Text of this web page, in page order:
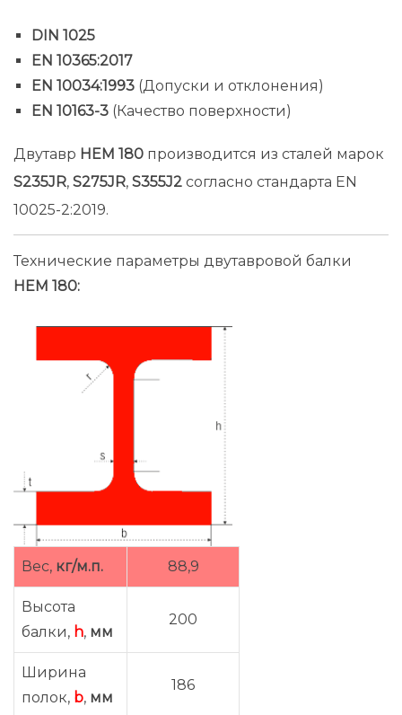
DIN 1025
EN 10365:2017
EN 10034:1993 (Допуски и отклонения)
EN 10163-3 (Качество поверхности)
Двутавр HEM 180 производится из сталей марок
S235JR, S275JR, S355J2 согласно стандарта EN
10025-2:2019.
Технические параметры двутавровой балки
HEM 180:
Вес, кг/м.п. 88,9
Высота
балки, h, мм
200
Ширина
полок, b, мм
186